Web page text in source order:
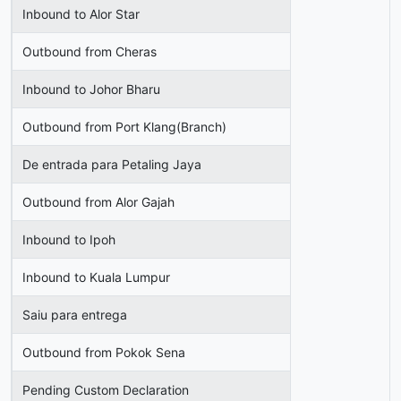
Inbound to Alor Star
Outbound from Cheras
Inbound to Johor Bharu
Outbound from Port Klang(Branch)
De entrada para Petaling Jaya
Outbound from Alor Gajah
Inbound to Ipoh
Inbound to Kuala Lumpur
Saiu para entrega
Outbound from Pokok Sena
Pending Custom Declaration